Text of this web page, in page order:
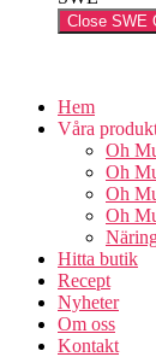
Close SWE
Hem
Våra
Oh
Oh
Oh
Oh
Hitta butik
Recept
Nyheter
Om oss
Kontakt